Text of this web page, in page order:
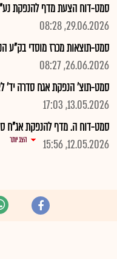
סמט-דוח הצעת מדף להנפקת נע"מ ,4 הזמנות
29.06.2026, 08:28
סמט-תוצאות מכרז מוסדי בק"ע
26.06.2026, 08:27
סמט-תוצ' הנפקת אגח סדרה יד'
13.05.2026, 17:03
סמט-דוח ה. מדף להנפקת אג"ח סדרה
12.05.2026, 15:56
הצג יותר